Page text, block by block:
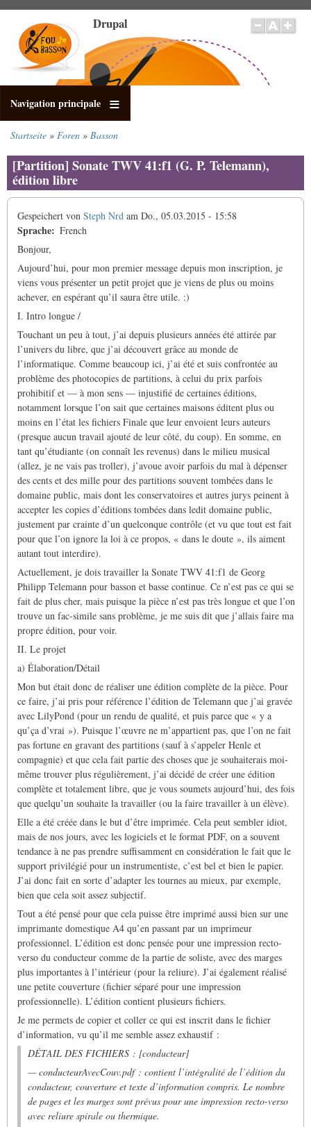
Inhalt
Drupal
Navigation principale
Startseite Foren Basson
[Partition] Sonate TWV 41:f1 (G. P. Telemann),
édition libre
Gespeichert von Steph Nrd am Do., 05.03.2015 - 15:58
Sprache
French
Bonjour,
Aujourd’hui, pour mon premier message depuis mon inscription, je
viens vous présenter un petit projet que je viens de plus ou moins
achever, en espérant qu’il saura être utile. :)
I. Intro longue /
Touchant un peu à tout, j’ai depuis plusieurs années été attirée par
l’univers du libre, que j’ai découvert grâce au monde de
l’informatique. Comme beaucoup ici, j’ai été et suis confrontée au
problème des photocopies de partitions, à celui du prix parfois
prohibitif et — à mon sens — injustifié de certaines éditions,
notamment lorsque l’on sait que certaines maisons éditent plus ou
moins en l’état les fichiers Finale que leur envoient leurs auteurs
(presque aucun travail ajouté de leur côté, du coup). En somme, en
tant qu’étudiante (on connaît les revenus) dans le milieu musical
(allez, je ne vais pas troller), j’avoue avoir parfois du mal à dépenser
des cents et des mille pour des partitions souvent tombées dans le
domaine public, mais dont les conservatoires et autres jurys peinent à
accepter les copies d’éditions tombées dans ledit domaine public,
justement par crainte d’un quelconque contrôle (et vu que tout est fait
pour que l’on ignore la loi à ce propos, « dans le doute », ils aiment
autant tout interdire).
Actuellement, je dois travailler la Sonate TWV 41:f1 de Georg
Philipp Telemann pour basson et basse continue. Ce n’est pas ce qui se
fait de plus cher, mais puisque la pièce n’est pas très longue et que l’on
trouve un fac-simile sans problème, je me suis dit que j’allais faire ma
propre édition, pour voir.
II. Le projet
a) Élaboration/Détail
Mon but était donc de réaliser une édition complète de la pièce. Pour
ce faire, j’ai pris pour référence l’édition de Telemann que j’ai gravée
avec LilyPond (pour un rendu de qualité, et puis parce que « y a
qu’ça d’vrai »). Puisque l’œuvre ne m’appartient pas, que l’on ne fait
pas fortune en gravant des partitions (sauf à s’appeler Henle et
compagnie) et que cela fait partie des choses que je souhaiterais moi-
même trouver plus régulièrement, j’ai décidé de créer une édition
complète et totalement libre, que je vous soumets aujourd’hui, des fois
que quelqu’un souhaite la travailler (ou la faire travailler à un élève).
Elle a été créée dans le but d’être imprimée. Cela peut sembler idiot,
mais de nos jours, avec les logiciels et le format PDF, on a souvent
tendance à ne pas prendre suffisamment en considération le fait que le
support privilégié pour un instrumentiste, c’est bel et bien le papier.
J’ai donc fait en sorte d’adapter les tournes au mieux, par exemple,
bien que cela soit assez subjectif.
Tout a été pensé pour que cela puisse être imprimé aussi bien sur une
imprimante domestique A4 qu’en passant par un imprimeur
professionnel. L’édition est donc pensée pour une impression recto-
verso du conducteur comme de la partie de soliste, avec des marges
plus importantes à l’intérieur (pour la reliure). J’ai également réalisé
une petite couverture (fichier séparé pour une impression
professionnelle). L’édition contient plusieurs fichiers.
Je me permets de copier et coller ce qui est inscrit dans le fichier
d’information, vu qu’il me semble assez exhaustif :
DÉTAIL DES FICHIERS : [conducteur]
— conducteurAvecCouv.pdf : contient l’intégralité de l’édition du
conducteur, couverture et texte d’information compris. Le nombre
de pages et les marges sont prévus pour une impression recto-verso
avec reliure spirale ou thermique.